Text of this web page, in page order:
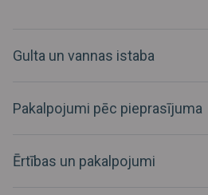
Gulta un vannas istaba
Pakalpojumi pēc pieprasījuma
Ērtības un pakalpojumi